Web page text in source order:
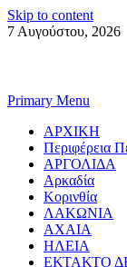
Skip to content
7 Αυγούστου, 2026
Primary Menu
ΑΡΧΙΚΗ
Περιφέρεια
ΑΡΓΟΛΙΔΑ
Αρκαδία
Κορινθία
ΛΑΚΩΝΙΑ
ΑΧΑΙΑ
ΗΛΕΙΑ
ΕΚΤΑΚΤΟ